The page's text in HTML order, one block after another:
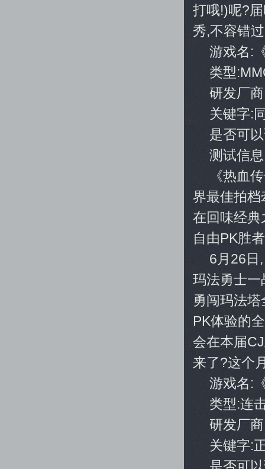
打哦!)呢?
秀,不容错
游戏名:
类型
研发厂
关键字:
是否可
测试信
《热血
界最佳拍档
在回味经
自由PK胜
6月26日
玛法勇士
勇闯玛法
PK体验的
会在本届
来了?这个
游戏名:
类型:连
研发厂
关键字: